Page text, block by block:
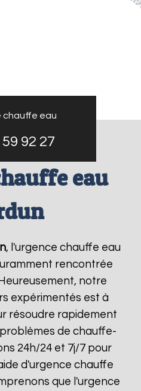
chauffe eau
92 27
eau
, l'urgence chauffe eau
rencontrée
notre
expérimentés est à
résoudre rapidement
de chauffe-
24h/24 et 7j/7 pour
d'urgence chauffe
que l'urgence